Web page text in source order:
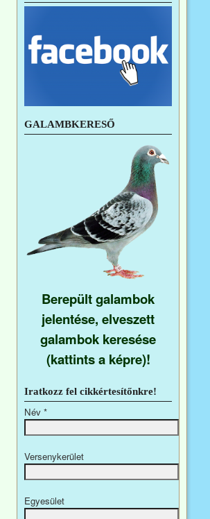
GALAMBKERESŐ
Berepült galambok
jelentése, elveszett
galambok keresése
(kattints a képre)!
Iratkozz fel cikkértesítőnkre!
Név *
Versenykerület
Egyesület